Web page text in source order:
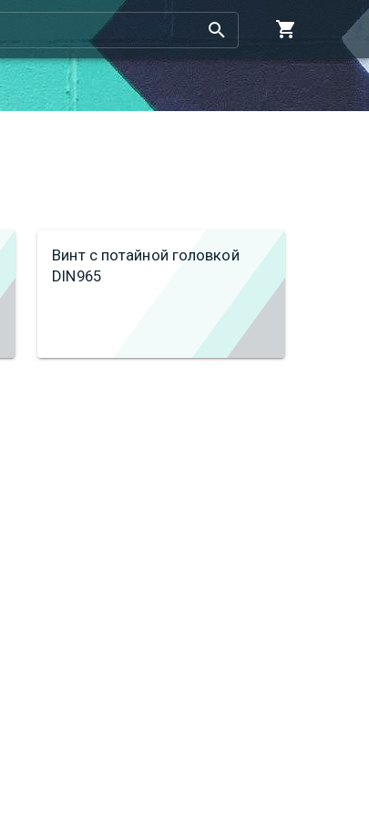
Винт с потайной головкой
DIN965